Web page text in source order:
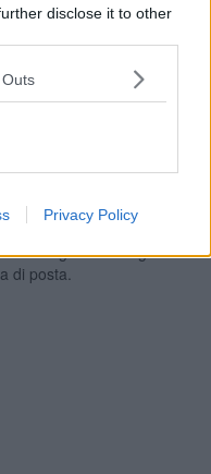
disclose it to other
Privacy Policy
rilievi investigativi, sono
Toscana iscriviti alla
Arriva gratis tutti i giorni
di posta.